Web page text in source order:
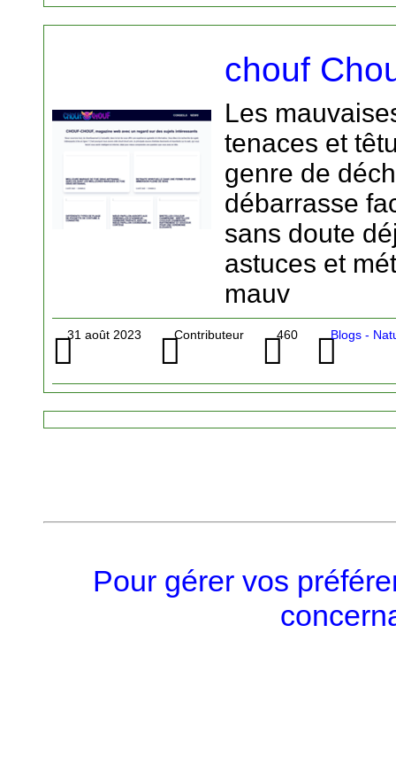
chouf
Les
tenaces et
genre de
débarrasse
sans doute
astuces et
mauv
31 août 2023 Contributeur 460 Blogs -
Pour gérer vos